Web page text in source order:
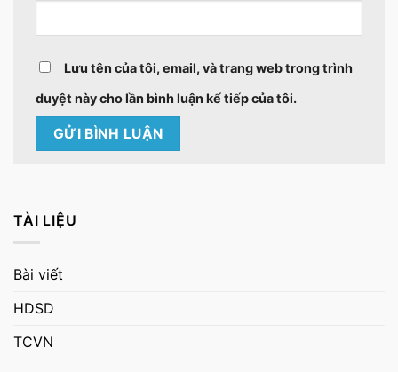
TÀI LIỆU
Bài viết
HDSD
TCVN
Lưu tên của tôi, email, và trang web trong trình
duyệt này cho lần bình luận kế tiếp của tôi.